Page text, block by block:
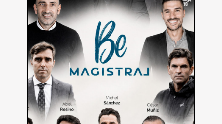
Referentes del fútbol que han trabajado en clubes de
élite como Real Madrid, Barcelona y Atlético de Madrid.
FORMATO INNOVADOR
Accede a BeMagistral desde cualquier dispositivo, en
cualquier momento, con clases de 15 minutos.
8 MÓDULOS / 150 CLASES:
• Análisis del juego táctico
• Estrategia operativa del sistema de juego
• Rendimiento deportivo
• Desarrollo del jugador y detección de talento
• Metodología de entrenamiento
• Habilidades y competencias psicológicas